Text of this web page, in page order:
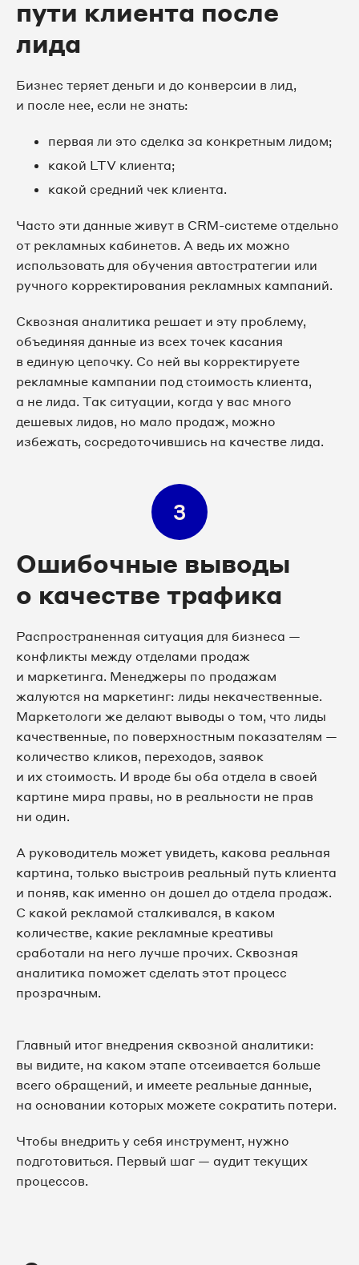
пути клиента после
лида
Бизнес теряет деньги и до конверсии в лид,
и после нее, если не знать:
первая ли это сделка за конкретным лидом;
какой LTV клиента;
какой средний чек клиента.
Часто эти данные живут в CRM-системе отдельно
от рекламных кабинетов. А ведь их можно
использовать для обучения автостратегии или
ручного корректирования рекламных кампаний.
Сквозная аналитика решает и эту проблему,
объединяя данные из всех точек касания
в единую цепочку. Со ней вы корректируете
рекламные кампании под стоимость клиента,
а не лида. Так ситуации, когда у вас много
дешевых лидов, но мало продаж, можно
избежать, сосредоточившись на качестве лида.
3
Ошибочные выводы
о качестве трафика
Распространенная ситуация для бизнеса —
конфликты между отделами продаж
и маркетинга. Менеджеры по продажам
жалуются на маркетинг: лиды некачественные.
Маркетологи же делают выводы о том, что лиды
качественные, по поверхностным показателям —
количество кликов, переходов, заявок
и их стоимость. И вроде бы оба отдела в своей
картине мира правы, но в реальности не прав
ни один.
А руководитель может увидеть, какова реальная
картина, только выстроив реальный путь клиента
и поняв, как именно он дошел до отдела продаж.
С какой рекламой сталкивался, в каком
количестве, какие рекламные креативы
сработали на него лучше прочих. Сквозная
аналитика поможет сделать этот процесс
прозрачным.
Главный итог внедрения сквозной аналитики:
вы видите, на каком этапе отсеивается больше
всего обращений, и имеете реальные данные,
на основании которых можете сократить потери.
Чтобы внедрить у себя инструмент, нужно
подготовиться. Первый шаг — аудит текущих
процессов.